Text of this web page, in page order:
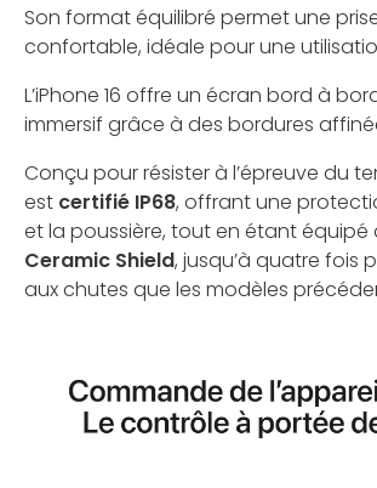
Son format équilibré permet une
confortable, idéale pour une
L’iPhone 16 offre un écran bord à
immersif grâce à des bordures
Conçu pour résister à l’épreuve du
est certifié IP68, offrant une
et la poussière, tout en étant équipé
Ceramic Shield, jusqu’à quatre fois
aux chutes que les modèles